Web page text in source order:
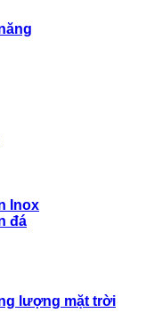
Inox
đá
lượng mặt trời